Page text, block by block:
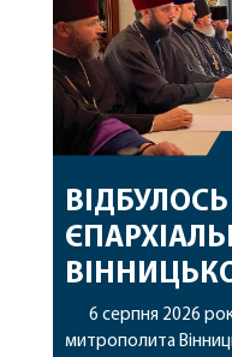
6 серпня 2026
митрополита